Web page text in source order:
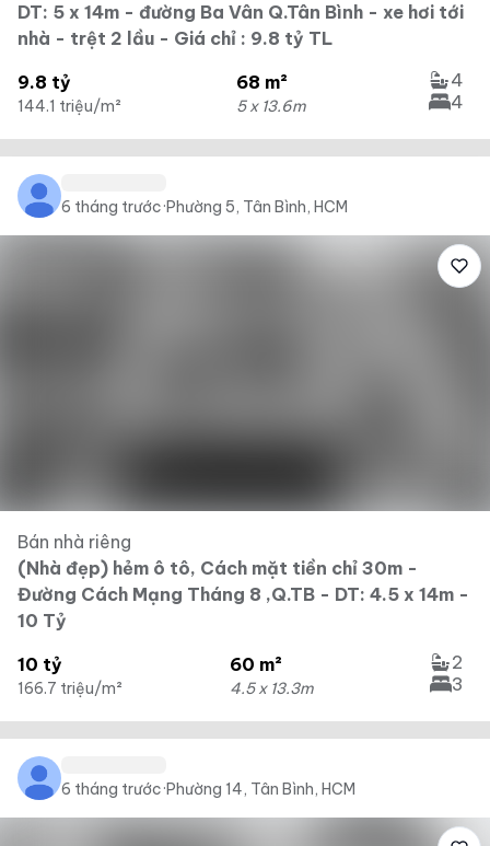
DT: 5 x 14m - đường Ba Vân Q.Tân Bình - xe hơi tới
nhà - trệt 2 lầu - Giá chỉ : 9.8 tỷ TL
9.8 tỷ
144.1 triệu/m²
68 m²
5 x 13.6m
4
4
6 tháng trước·Phường 5, Tân Bình, HCM
Bán nhà riêng
(Nhà đẹp) hẻm ô tô, Cách mặt tiền chỉ 30m -
Đường Cách Mạng Tháng 8 ,Q.TB - DT: 4.5 x 14m -
10 Tỷ
10 tỷ
166.7 triệu/m²
60 m²
4.5 x 13.3m
2
3
6 tháng trước·Phường 14, Tân Bình, HCM